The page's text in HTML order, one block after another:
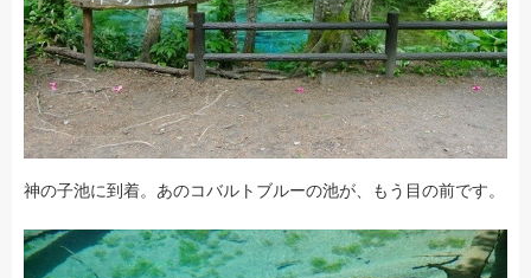
神の子池に到着。あのコバルトブルーの池が、もう目の前です。